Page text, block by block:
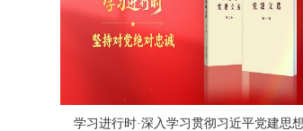
学习进行时·深入学习贯彻习近平党建思